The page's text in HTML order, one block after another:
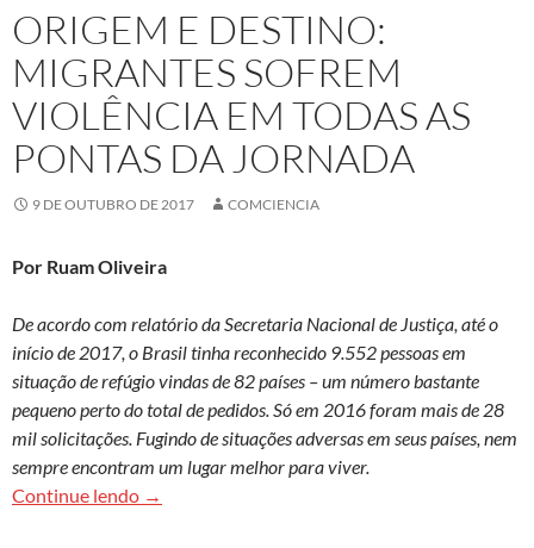
ORIGEM E DESTINO:
MIGRANTES SOFREM
VIOLÊNCIA EM TODAS AS
PONTAS DA JORNADA
9 DE OUTUBRO DE 2017 COMCIENCIA
Por Ruam Oliveira
De acordo com relatório da Secretaria Nacional de Justiça, até o
início de 2017, o Brasil tinha reconhecido 9.552 pessoas em
situação de refúgio vindas de 82 países – um número bastante
pequeno perto do total de pedidos. Só em 2016 foram mais de 28
mil solicitações. Fugindo de situações adversas em seus países, nem
sempre encontram um lugar melhor para viver.
Continue lendo Origem e destino: migrantes sofrem violência
→